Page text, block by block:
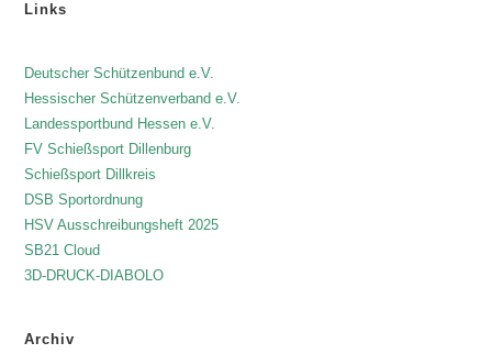
Links
Deutscher Schützenbund e.V.
Hessischer Schützenverband e.V.
Landessportbund Hessen e.V.
FV Schießsport Dillenburg
Schießsport Dillkreis
DSB Sportordnung
HSV Ausschreibungsheft 2025
SB21 Cloud
3D-DRUCK-DIABOLO
Archiv